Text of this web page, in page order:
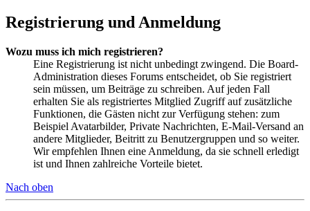
Registrierung und Anmeldung
Wozu muss ich mich registrieren?
Eine Registrierung ist nicht unbedingt zwingend. Die Board-
Administration dieses Forums entscheidet, ob Sie registriert
sein müssen, um Beiträge zu schreiben. Auf jeden Fall
erhalten Sie als registriertes Mitglied Zugriff auf zusätzliche
Funktionen, die Gästen nicht zur Verfügung stehen: zum
Beispiel Avatarbilder, Private Nachrichten, E-Mail-Versand an
andere Mitglieder, Beitritt zu Benutzergruppen und so weiter.
Wir empfehlen Ihnen eine Anmeldung, da sie schnell erledigt
ist und Ihnen zahlreiche Vorteile bietet.
Nach oben